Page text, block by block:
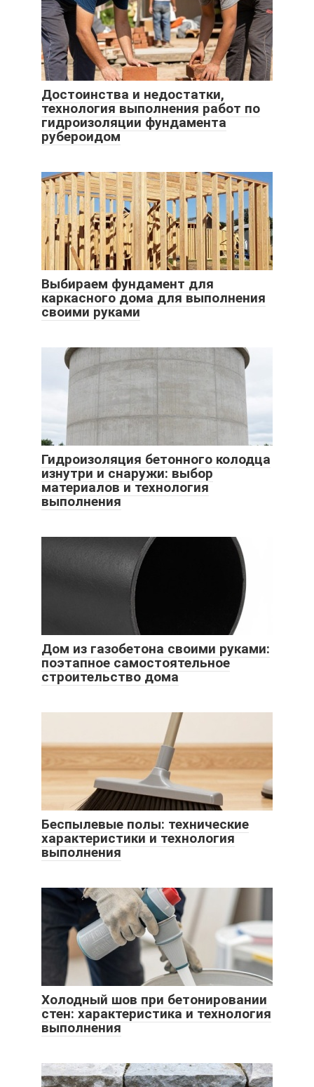
Достоинства и недостатки,
технология выполнения работ по
гидроизоляции фундамента
рубероидом
Выбираем фундамент для
каркасного дома для выполнения
своими руками
Гидроизоляция бетонного колодца
изнутри и снаружи: выбор
материалов и технология
выполнения
Дом из газобетона своими руками:
поэтапное самостоятельное
строительство дома
Беспылевые полы: технические
характеристики и технология
выполнения
Холодный шов при бетонировании
стен: характеристика и технология
выполнения